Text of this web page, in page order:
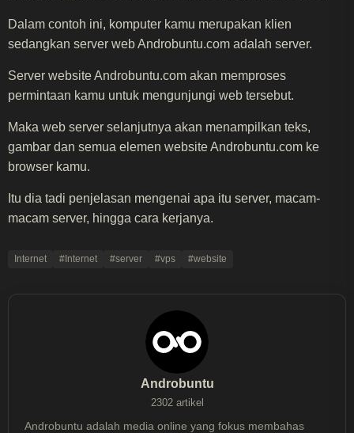
Dalam contoh ini, komputer kamu merupakan klien
sedangkan server web Androbuntu.com adalah server.
Server website Androbuntu.com akan memproses
permintaan kamu untuk mengunjungi web tersebut.
Maka web server selanjutnya akan menampilkan teks,
gambar dan semua elemen website Androbuntu.com ke
browser kamu.
Itu dia tadi penjelasan mengenai apa itu server, macam-
macam server, hingga cara kerjanya.
Internet #Internet #server #vps #website
Androbuntu
2302 artikel
Androbuntu adalah media online yang fokus membahas